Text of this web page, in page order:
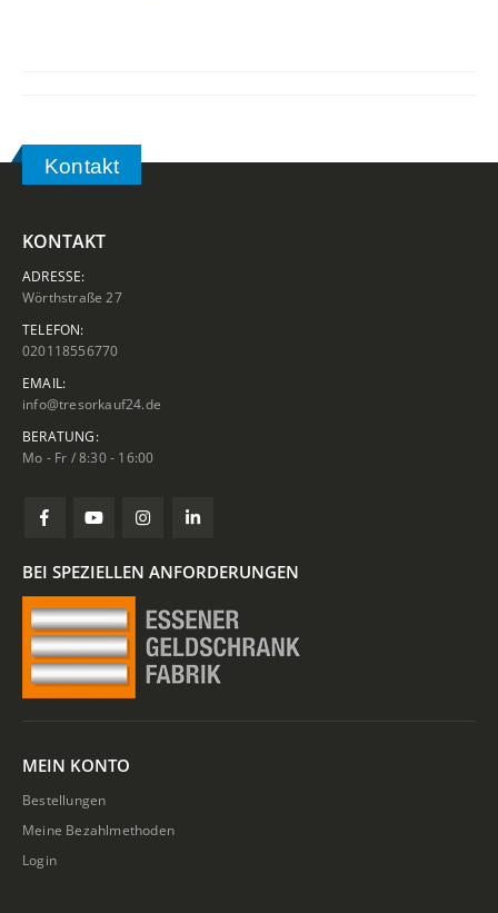
Kontakt
KONTAKT
ADRESSE:
Wörthstraße 27
TELEFON:
020118556770
EMAIL:
info@tresorkauf24.de
BERATUNG:
Mo - Fr / 8:30 - 16:00
BEI SPEZIELLEN ANFORDERUNGEN
MEIN KONTO
Bestellungen
Meine Bezahlmethoden
Login